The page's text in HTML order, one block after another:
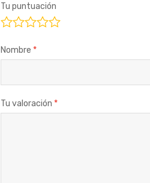
Tu puntuación
Tu valoración *
Nombre *